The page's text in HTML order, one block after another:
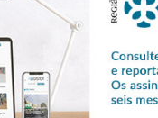
Faça-se assinante
Sendo